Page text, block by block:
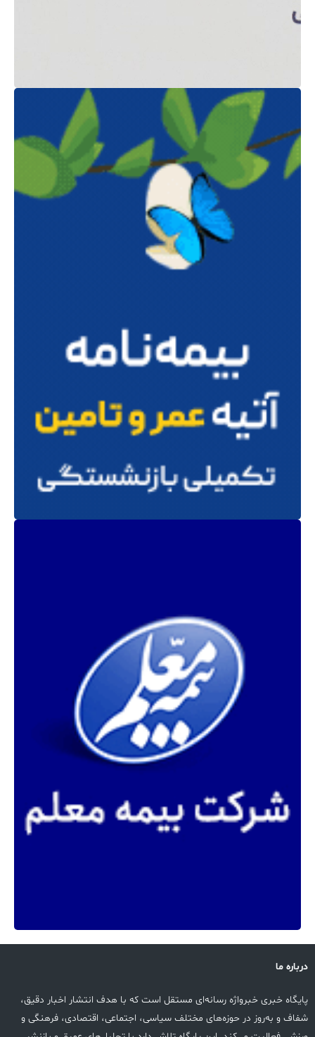
درباره ما
پایگاه خبری خبرواژه رسانه‌ای مستقل است که با هدف انتشار اخبار دقیق،
شفاف و به‌روز در حوزه‌های مختلف سیاسی، اجتماعی، اقتصادی، فرهنگی و